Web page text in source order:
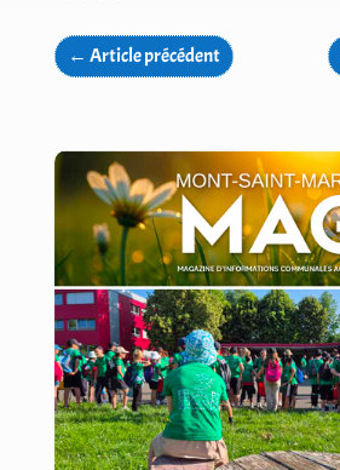
← Article précédent